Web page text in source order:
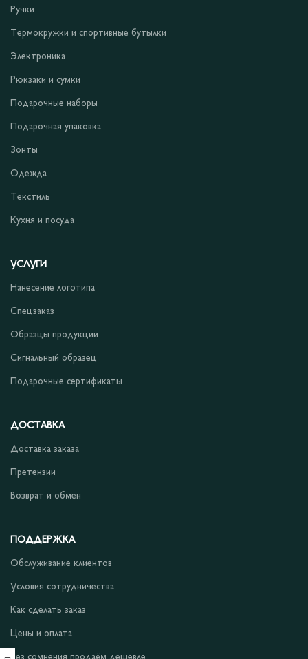
Ручки
Термокружки и спортивные бутылки
Электроника
Рюкзаки и сумки
Подарочные наборы
Подарочная упаковка
Зонты
Одежда
Текстиль
Кухня и посуда
УСЛУГИ
Нанесение логотипа
Спецзаказ
Образцы продукции
Сигнальный образец
Подарочные сертификаты
ДОСТАВКА
Доставка заказа
Претензии
Возврат и обмен
ПОДДЕРЖКА
Обслуживание клиентов
Условия сотрудничества
Как сделать заказ
Цены и оплата